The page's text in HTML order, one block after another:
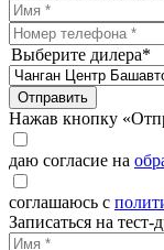
Выберите дилера*
Отправить
Нажав кнопку
даю согласие на
соглашаюсь с
Записаться на тест-